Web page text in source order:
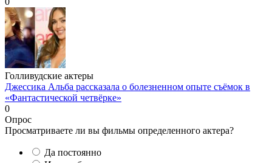
Голливудские актеры
Джессика Альба рассказала о болезненном опыте съёмок в
«Фантастической четвёрке»
0
Опрос
Просматриваете ли вы фильмы определенного актера?
Да постоянно